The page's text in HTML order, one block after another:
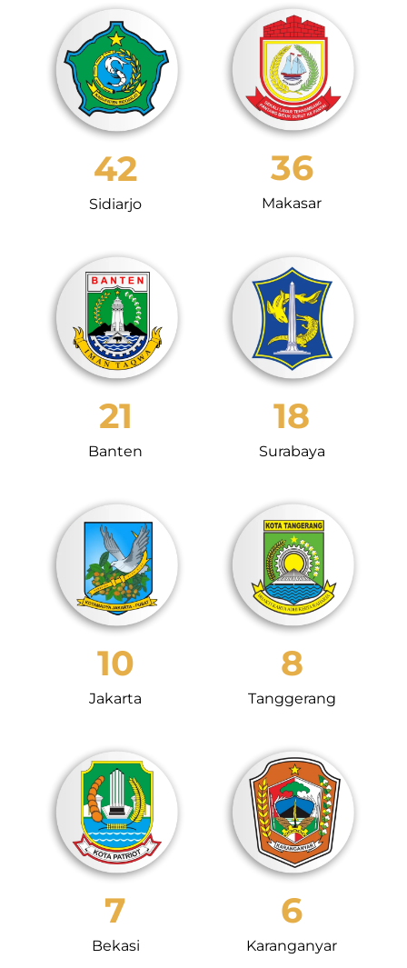
Sidiarjo
42
Makasar
36
Banten
21
Surabaya
18
Jakarta
10
Tanggerang
8
Bekasi
7
Karanganyar
6